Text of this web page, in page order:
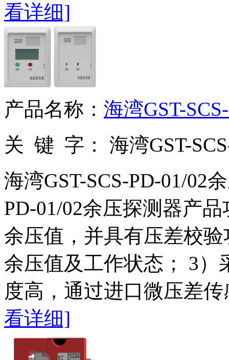
看详细]
产品名称： 海湾GST-
关 键 字：
海湾GST-
海湾GST-SCS-PD-01/02
PD-01/02余压探测器产
余压值，并具有压差校
余压值及工作状态； 3
度高，通过进口微压差
看详细]